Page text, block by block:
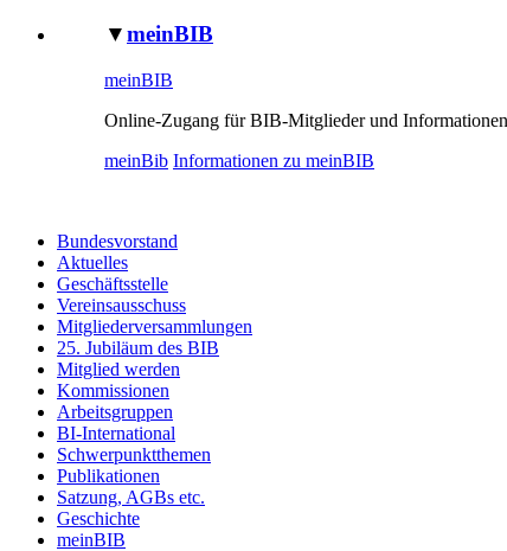
▼meinBIB
meinBIB
Online-Zugang für BIB-Mitglieder und
meinBib Informationen zu meinBIB
Bundesvorstand
Aktuelles
Geschäftsstelle
Vereinsausschuss
Mitgliederversammlungen
25. Jubiläum des BIB
Mitglied werden
Kommissionen
Arbeitsgruppen
BI-International
Schwerpunktthemen
Publikationen
Satzung, AGBs etc.
Geschichte
meinBIB